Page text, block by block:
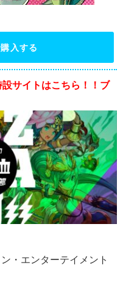
入する
設サイトはこちら！！ブ
・エンターテイメント